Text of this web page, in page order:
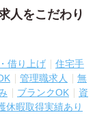
人をこだわり
借り上げ
住宅手
管理職求人
無
ブランクOK
資
休暇取得実績あり